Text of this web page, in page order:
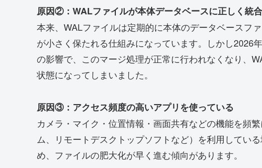
原因②：WALファイルが本体データベースに正しく統
本来、WALファイルは定期的に本体のデータベースフ
が小さく保たれる仕組みになっています。しかし2026
の影響で、このマージ処理が正常に行われなくなり、
状態になってしまいました。
原因③：アクセス頻度の高いアプリを使っている
カメラ・マイク・位置情報・画面共有などの機能を頻
ム、リモートデスクトップソフトなど）を利用してい
め、ファイルの肥大化が早く進む傾向があります。